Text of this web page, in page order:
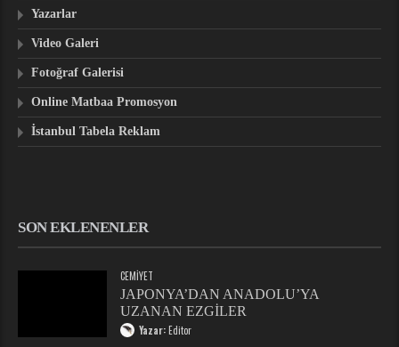
Yazarlar
Video Galeri
Fotoğraf Galerisi
Online Matbaa Promosyon
İstanbul Tabela Reklam
SON EKLENENLER
CEMIYET
JAPONYA’DAN ANADOLU’YA
UZANAN EZGİLER
Yazar:Editor